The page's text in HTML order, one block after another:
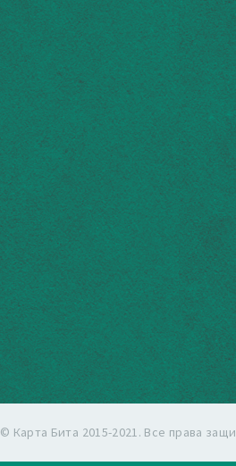
© Карта Бита 2015-2021. Все права